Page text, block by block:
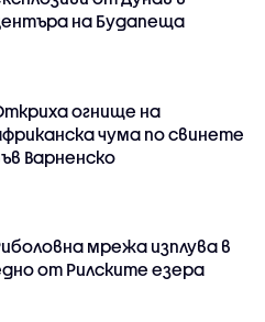
на Будапеща
огнище на
чума по свинете
Варненско
мрежа изплува в
от Рилските езера